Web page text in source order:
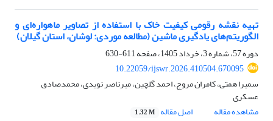
تهیه نقشه رقومی کیفیت خاک با استفاده از تصاویر ماهواره‌ای و
الگوریتم‌های یادگیری ماشین (مطالعه موردی: لوشان، استان گیلان)
دوره 57، شماره 3، خرداد 1405، صفحه
611-630
10.22059/ijswr.2026.410504.670095
سمیرا همتی، کامران مروج، احمد گلچین، میرناصر نویدی، محمدصادق
عسکری
مشاهده مقاله
اصل مقاله 1.32 M